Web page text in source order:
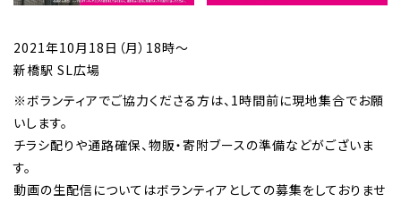
2021年10月18日（月）18時～
新橋駅 SL広場
※ボランティアでご協力くださる方は、1時間前に現地集合でお願
いします。
チラシ配りや通路確保、物販・寄附ブースの準備などがございま
す。
動画の生配信についてはボランティアとしての募集をしておりませ